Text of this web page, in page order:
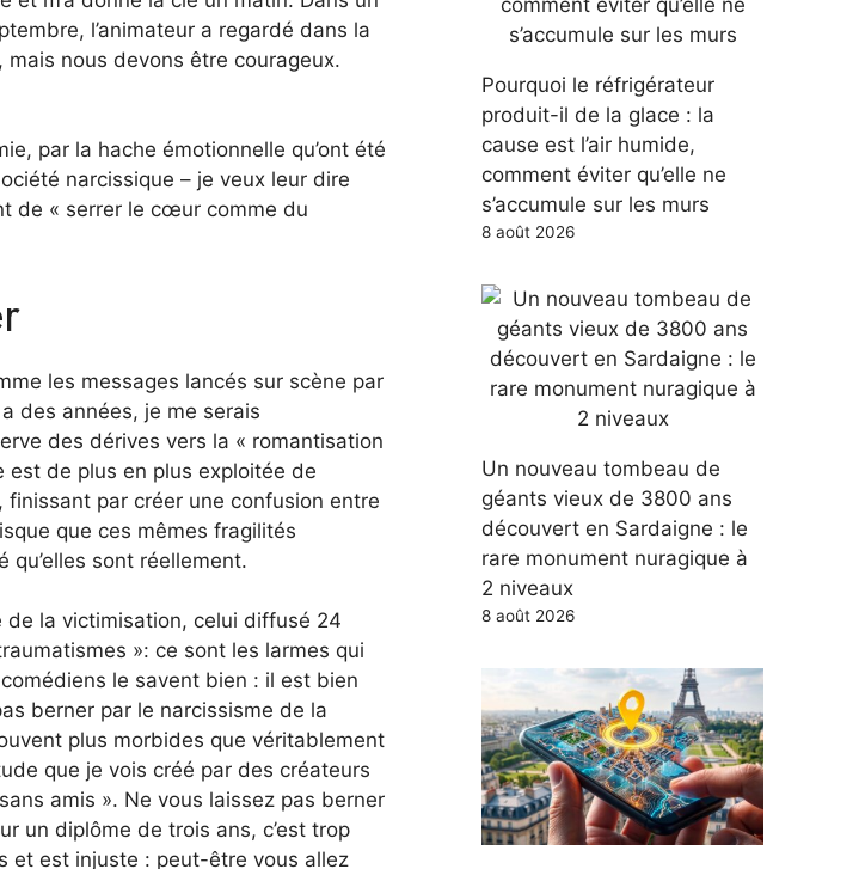
l’animateur a regardé dans la
nous devons être courageux.
par la hache émotionnelle qu’ont été
narcissique – je veux leur dire
de « serrer le cœur comme du
les messages lancés sur scène par
des années, je me serais
des dérives vers la « romantisation
est de plus en plus exploitée de
par créer une confusion entre
que ces mêmes fragilités
qu’elles sont réellement.
la victimisation, celui diffusé 24
»: ce sont les larmes qui
le savent bien : il est bien
berner par le narcissisme de la
plus morbides que véritablement
que je vois créé par des créateurs
amis ». Ne vous laissez pas berner
un diplôme de trois ans, c’est trop
et est injuste : peut-être vous allez
Pourquoi le réfrigérateur
produit-il de la glace : la
cause est l’air humide,
comment éviter qu’elle ne
s’accumule sur les murs
8 août 2026
Un nouveau tombeau de
géants vieux de 3800 ans
découvert en Sardaigne : le
rare monument nuragique à
2 niveaux
8 août 2026